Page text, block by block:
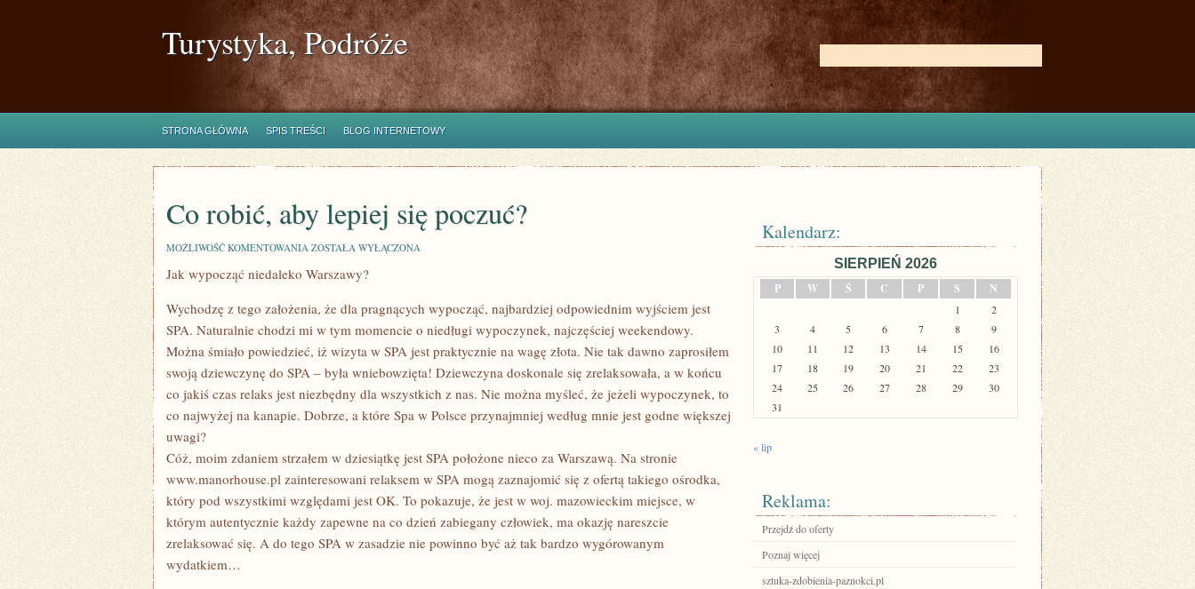
Turystyka, Podróże
STRONA GŁÓWNA SPIS TREŚCI BLOG INTERNETOWY
Co robić, aby lepiej się poczuć?
MOŻLIWOŚĆ KOMENTOWANIA CO
ABY
POCZUĆ?
ZOSTAŁA WYŁĄCZONA
Jak wypocząć niedaleko Warszawy?
Wychodzę z tego założenia, że dla pragnących wypocząć, najbardziej odpowiednim wyjściem jest
SPA. Naturalnie chodzi mi w tym momencie o niedługi wypoczynek, najczęściej weekendowy.
Można śmiało powiedzieć, iż wizyta w SPA jest praktycznie na wagę złota. Nie tak dawno zaprosiłem
swoją dziewczynę do SPA – była wniebowzięta! Dziewczyna doskonale się zrelaksowała, a w końcu
co jakiś czas relaks jest niezbędny dla wszystkich z nas. Nie można myśleć, że jeżeli wypoczynek, to
co najwyżej na kanapie. Dobrze, a które Spa w Polsce przynajmniej według mnie jest godne większej
uwagi?
Cóż, moim zdaniem strzałem w dziesiątkę jest SPA położone nieco za Warszawą. Na stronie
www.manorhouse.pl zainteresowani relaksem w SPA mogą zaznajomić się z ofertą takiego ośrodka,
który pod wszystkimi względami jest OK. To pokazuje, że jest w woj. mazowieckim miejsce, w
którym autentycznie każdy zapewne na co dzień zabiegany człowiek, ma okazję nareszcie
zrelaksować się. A do tego SPA w zasadzie nie powinno być aż tak bardzo wygórowanym
wydatkiem…
Kalendarz:
SIERPIEŃ 2026
P
W Ś C P S N
1
2
3
4 5 6 7 8
9
10
11 12 13 14 15
16
17
18 19 20 21 22
23
24
25 26 27 28 29
30
31
« lip
Reklama:
Przejdź do oferty
Poznaj więcej
sztuka-zdobienia-paznokci.pl